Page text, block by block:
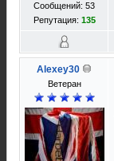
Сообщений: 53
Репутация: 135
Alexey30
Ветеран